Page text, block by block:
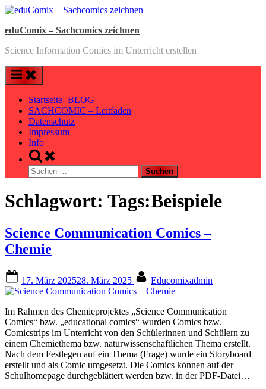
Skip
content
eduComix – Sachcomics zeichnen
Science Information Comics im Unterricht erstellen
Startseite- BLOG
SACHCOMIC – Leitfaden
Datenschutz
Impressum
Info
Toggle
search
form
Suchen
nach:
Schlagwort: Tags:Beispiele
Science Communication Comics –
Chemie
on
17. März 202528. März 2025 Educomixadmin
Im Rahmen des Chemieprojektes „Science Communication
Comics“ bzw. „educational comics“ wurden Comics bzw.
Comicstrips im Unterricht von den Schülerinnen und Schülern zu
einem Chemiethema bzw. naturwissenschaftlichen Thema erstellt.
Nach dem Festlegen auf ein Thema (Frage) wurde ein Storyboard
erstellt und als Comic umgesetzt. Die Comics können auf der
Schulhomepage durchgeblättert werden bzw. in der PDF-Datei…